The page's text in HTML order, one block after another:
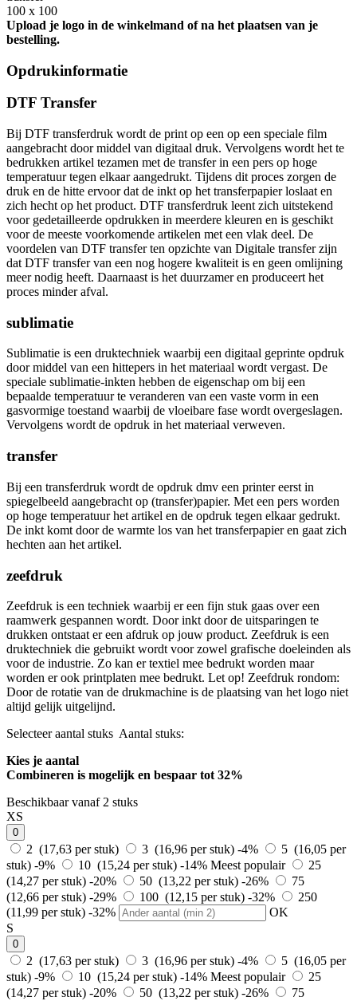
100 x 100
Upload je logo in de winkelmand of na het plaatsen van je
bestelling.
Opdrukinformatie
DTF Transfer
Bij DTF transferdruk wordt de print op een op een speciale film
aangebracht door middel van digitaal druk. Vervolgens wordt het te
bedrukken artikel tezamen met de transfer in een pers op hoge
temperatuur tegen elkaar aangedrukt. Tijdens dit proces zorgen de
druk en de hitte ervoor dat de inkt op het transferpapier loslaat en
zich hecht op het product. DTF transferdruk leent zich uitstekend
voor gedetailleerde opdrukken in meerdere kleuren en is geschikt
voor de meeste voorkomende artikelen met een vlak deel. De
voordelen van DTF transfer ten opzichte van Digitale transfer zijn
dat DTF transfer van een nog hogere kwaliteit is en geen omlijning
meer nodig heeft. Daarnaast is het duurzamer en produceert het
proces minder afval.
sublimatie
Sublimatie is een druktechniek waarbij een digitaal geprinte opdruk
door middel van een hittepers in het materiaal wordt vergast. De
speciale sublimatie-inkten hebben de eigenschap om bij een
bepaalde temperatuur te veranderen van een vaste vorm in een
gasvormige toestand waarbij de vloeibare fase wordt overgeslagen.
Vervolgens wordt de opdruk in het materiaal verweven.
transfer
Bij een transferdruk wordt de opdruk dmv een printer eerst in
spiegelbeeld aangebracht op (transfer)papier. Met een pers worden
op hoge temperatuur het artikel en de opdruk tegen elkaar gedrukt.
De inkt komt door de warmte los van het transferpapier en gaat zich
hechten aan het artikel.
zeefdruk
Zeefdruk is een techniek waarbij er een fijn stuk gaas over een
raamwerk gespannen wordt. Door inkt door de uitsparingen te
drukken ontstaat er een afdruk op jouw product. Zeefdruk is een
druktechniek die gebruikt wordt voor zowel grafische doeleinden als
voor de industrie. Zo kan er textiel mee bedrukt worden maar
worden er ook printplaten mee bedrukt. Let op! Zeefdruk rondom:
Door de rotatie van de drukmachine is de plaatsing van het logo niet
altijd gelijk uitgelijnd.
Selecteer aantal stuks Aantal stuks:
Kies je aantal
Combineren is mogelijk en bespaar tot 32%
Beschikbaar vanaf 2 stuks
XS
0
2 (17,63 per stuk) 3 (16,96 per stuk) -4%
5 (16,05 per
stuk) -9% 10 (15,24 per stuk) -14% Meest populair
25
(14,27 per stuk) -20% 50 (13,22 per stuk) -26%
75
(12,66 per stuk) -29% 100 (12,15 per stuk) -32%
250
(11,99 per stuk) -32%
OK
S
0
2 (17,63 per stuk) 3 (16,96 per stuk) -4%
5 (16,05 per
stuk) -9% 10 (15,24 per stuk) -14% Meest populair
25
(14,27 per stuk) -20% 50 (13,22 per stuk) -26%
75